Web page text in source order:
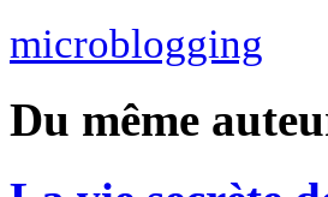
microblogging
Du même